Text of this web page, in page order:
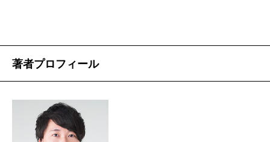
る新人だ。
しまうナルコレプシーと呼ばれる疾患を持っている青
年だ。蝶野は、夢に関する研究開発を行うソムニウム
社に勤める友人の蜂谷から、「プロジェクト・インソ
著者プロフィール